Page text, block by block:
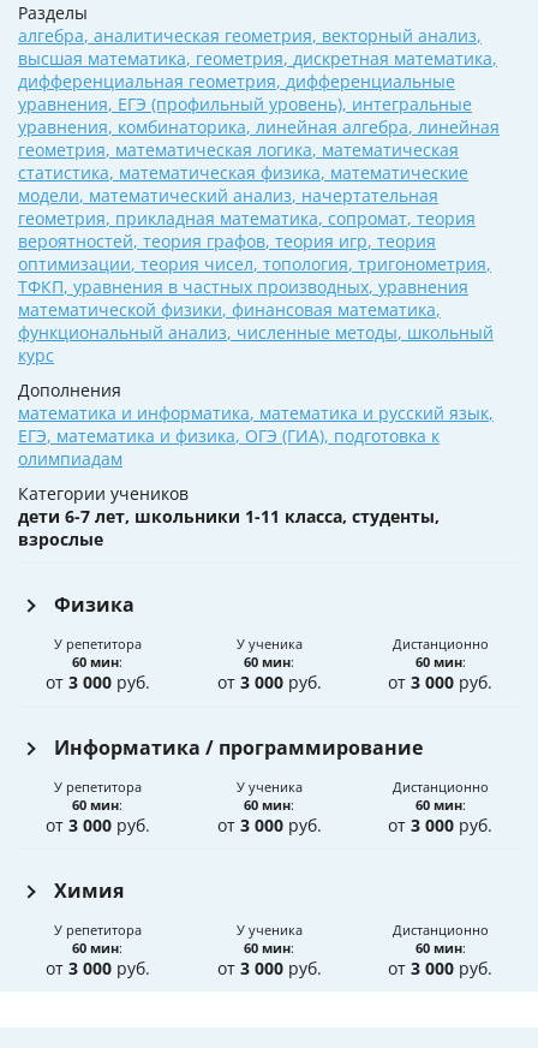
Разделы
алгебра, аналитическая геометрия, векторный анализ,
высшая математика, геометрия, дискретная математика,
дифференциальная геометрия, дифференциальные
уравнения, ЕГЭ (профильный уровень), интегральные
уравнения, комбинаторика, линейная алгебра, линейная
геометрия, математическая логика, математическая
статистика, математическая физика, математические
модели, математический анализ, начертательная
геометрия, прикладная математика, сопромат, теория
вероятностей, теория графов, теория игр, теория
оптимизации, теория чисел, топология, тригонометрия,
ТФКП, уравнения в частных производных, уравнения
математической физики, финансовая математика,
функциональный анализ, численные методы, школьный
курс
Дополнения
математика и информатика, математика и русский язык,
ЕГЭ, математика и физика, ОГЭ (ГИА), подготовка к
олимпиадам
Категории учеников
дети 6-7 лет, школьники 1-11 класса, студенты,
взрослые
Физика
У репетитора
60 мин:
от 3 000руб.
У ученика
60 мин:
от 3 000руб.
Дистанционно
60 мин:
от3 000 руб.
Информатика / программирование
У репетитора
60 мин:
от 3 000руб.
У ученика
60 мин:
от 3 000руб.
Дистанционно
60 мин:
от3 000 руб.
Химия
У репетитора
60 мин:
от 3 000руб.
У ученика
60 мин:
от 3 000руб.
Дистанционно
60 мин:
от3 000 руб.